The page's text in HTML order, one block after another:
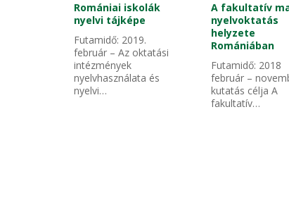
Romániai iskolák
nyelvi tájképe
Futamidő: 2019.
február – Az oktatási
intézmények
nyelvhasználata és
nyelvi…
A fakultatív
nyelvoktatás
helyzete
Romániában
Futamidő: 2018
február –
kutatás célja A
fakultatív…